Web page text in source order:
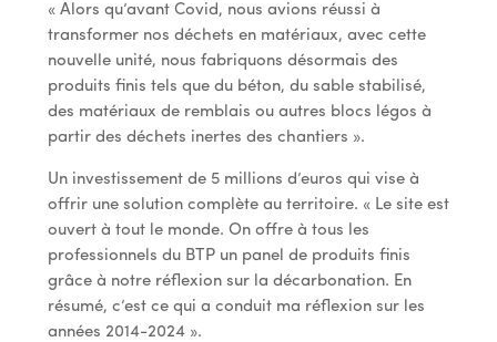
« Alors qu’avant Covid, nous avions réussi à
transformer nos déchets en matériaux, avec cette
nouvelle unité, nous fabriquons désormais des
produits finis tels que du béton, du sable stabilisé,
des matériaux de remblais ou autres blocs légos à
partir des déchets inertes des chantiers ».
Un investissement de 5 millions d’euros qui vise à
offrir une solution complète au territoire. « Le site est
ouvert à tout le monde. On offre à tous les
professionnels du BTP un panel de produits finis
grâce à notre réflexion sur la décarbonation. En
résumé, c’est ce qui a conduit ma réflexion sur les
années 2014-2024 ».